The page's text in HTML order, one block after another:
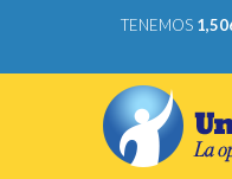
TENEMOS